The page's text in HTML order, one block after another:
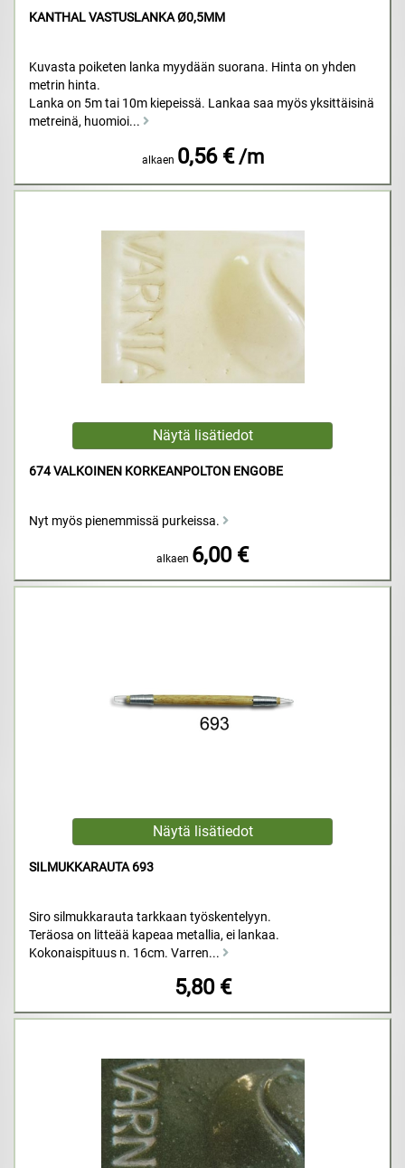
KANTHAL VASTUSLANKA Ø0,5MM
Kuvasta poiketen lanka myydään suorana. Hinta on yhden
metrin hinta.
Lanka on 5m tai 10m kiepeissä. Lankaa saa myös yksittäisinä
metreinä, huomioi...
alkaen 0,56 € /m
674 VALKOINEN KORKEANPOLTON ENGOBE
Nyt myös pienemmissä purkeissa.
alkaen 6,00 €
SILMUKKARAUTA 693
Siro silmukkarauta tarkkaan työskentelyyn.
Teräosa on litteää kapeaa metallia, ei lankaa.
Kokonaispituus n. 16cm. Varren...
5,80 €